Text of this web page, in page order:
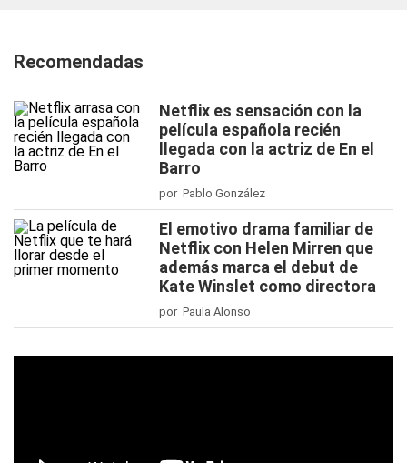
Recomendadas
Netflix es sensación con la
película española recién
llegada con la actriz de En el
Barro
por Pablo González
El emotivo drama familiar de
Netflix con Helen Mirren que
además marca el debut de
Kate Winslet como directora
por Paula Alonso